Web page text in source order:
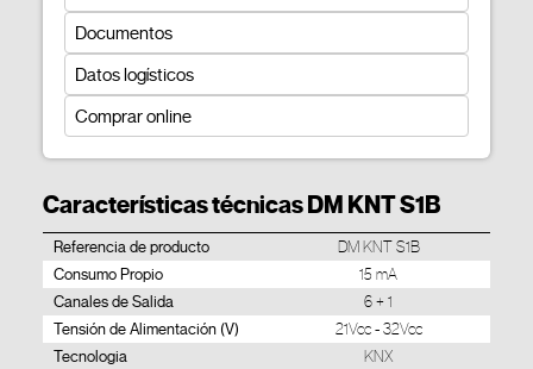
Documentos
Datos logísticos
Comprar online
Características técnicas DM KNT S1B
Referencia de producto DM KNT S1B
Consumo Propio 15 mA
Canales de Salida 6 + 1
Tensión de Alimentación (V) 21Vcc - 32Vcc
Tecnologia KNX